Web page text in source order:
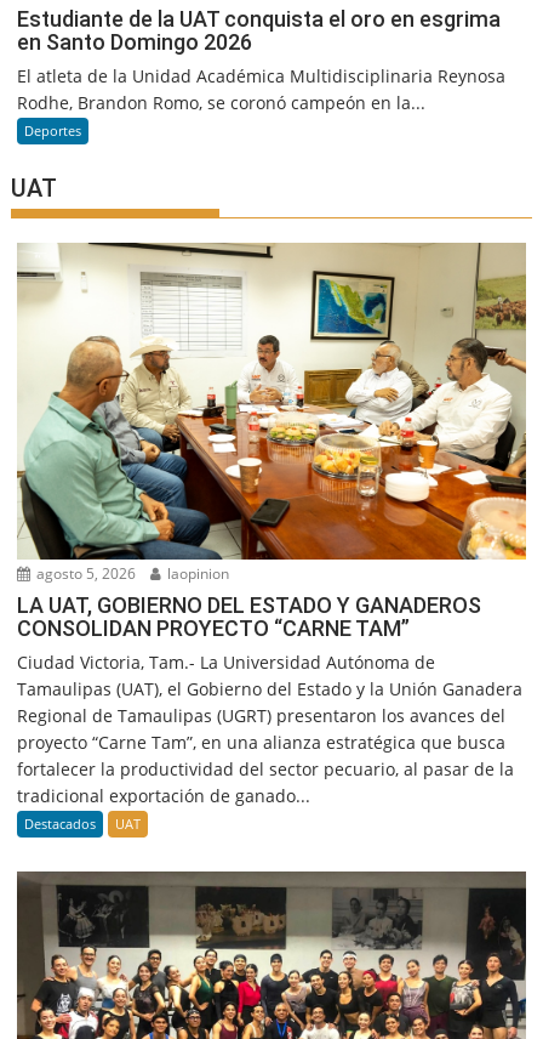
Estudiante de la UAT conquista el oro en esgrima
en Santo Domingo 2026
El atleta de la Unidad Académica Multidisciplinaria Reynosa
Rodhe, Brandon Romo, se coronó campeón en la...
Deportes
UAT
agosto 5, 2026 laopinion
LA UAT, GOBIERNO DEL ESTADO Y GANADEROS
CONSOLIDAN PROYECTO “CARNE TAM”
Ciudad Victoria, Tam.- La Universidad Autónoma de
Tamaulipas (UAT), el Gobierno del Estado y la Unión Ganadera
Regional de Tamaulipas (UGRT) presentaron los avances del
proyecto “Carne Tam”, en una alianza estratégica que busca
fortalecer la productividad del sector pecuario, al pasar de la
tradicional exportación de ganado...
Destacados UAT